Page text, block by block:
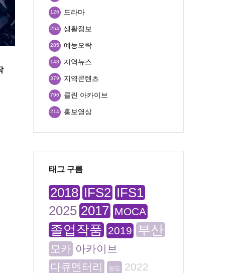
드라마
126
생활정보
254
예능오락
285
지역뉴스
148
지역콘텐츠
379
클린 아카이브
796
홍보영상
214
태그 구름
2018 IFS2 IFS1
2025 2017 MOCA
졸업작품 2019 부산
모카 아카이브
다큐멘터리
영도 2022